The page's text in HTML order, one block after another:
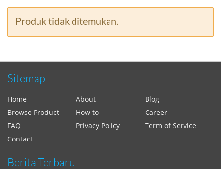
Produk tidak ditemukan.
Sitemap
Home About
Blog
Browse Product
How to
Career
FAQ
Privacy Policy
Term of Service
Contact
Berita Terbaru